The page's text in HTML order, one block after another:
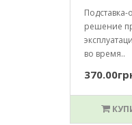
решение
во время..